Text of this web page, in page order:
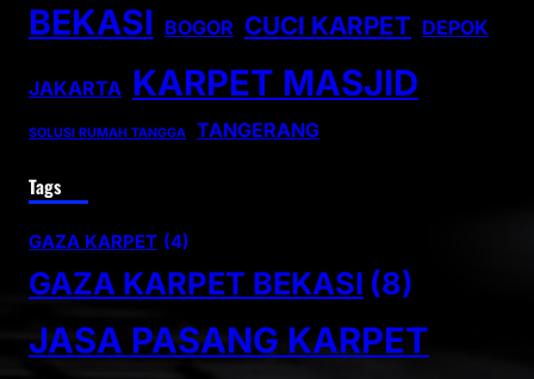
BEKASI BOGOR CUCI KARPET DEPOK
JAKARTA KARPET MASJID
SOLUSI RUMAH TANGGA TANGERANG
Tags
GAZA KARPET (4)
GAZA KARPET BEKASI (8)
JASA PASANG KARPET